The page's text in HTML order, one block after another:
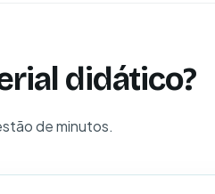
didático?
de minutos.